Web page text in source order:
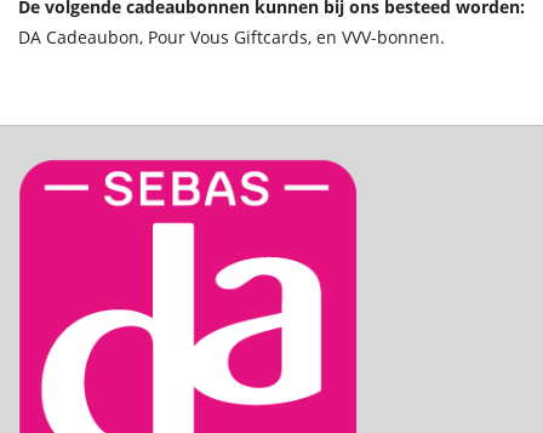
De volgende cadeaubonnen kunnen bij ons besteed worden:
DA Cadeaubon, Pour Vous Giftcards, en VVV-bonnen.